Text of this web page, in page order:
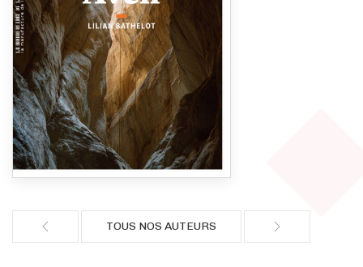
TOUS NOS AUTEURS